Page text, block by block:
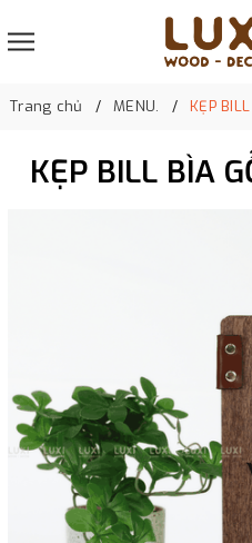
Trang chủ MENU. KẸP
KẸP BILL BÌA